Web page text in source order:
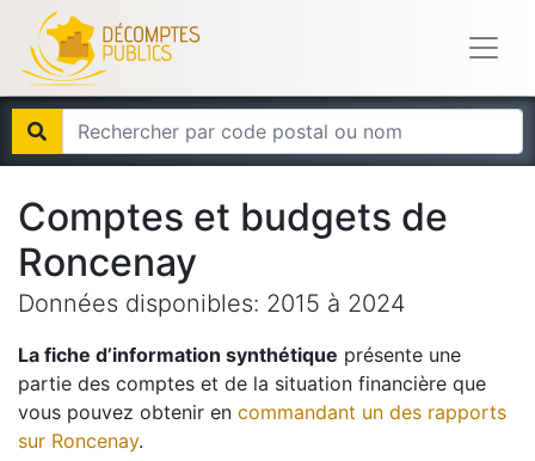
Comptes et budgets de
Roncenay
Données disponibles: 2015 à 2024
La fiche d’information synthétique présente une
partie des comptes et de la situation financière que
vous pouvez obtenir en commandant un des rapports
sur Roncenay.